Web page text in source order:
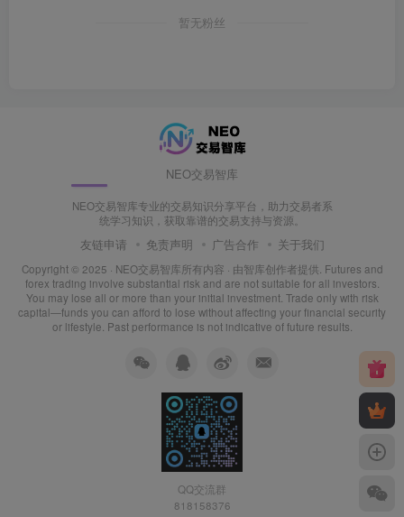
暂无粉丝
NEO交易智库
NEO交易智库专业的交易知识分享平台，助力交易者系
统学习知识，获取靠谱的交易支持与资源。
友链申请 免责声明 广告合作 关于我们
Copyright © 2025 · NEO交易智库所有内容 · 由智库创作者提供. Futures and
forex trading involve substantial risk and are not suitable for all investors.
You may lose all or more than your initial investment. Trade only with risk
capital—funds you can afford to lose without affecting your financial security
or lifestyle. Past performance is not indicative of future results.
QQ交流群
818158376